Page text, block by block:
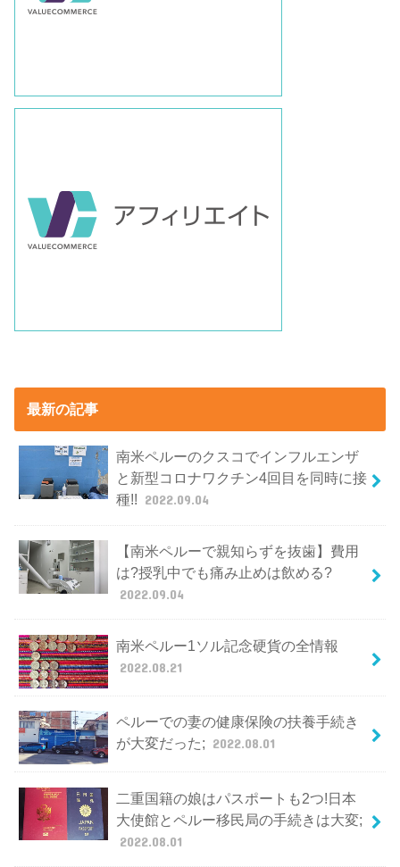
最新の記事
南米ペルーのクスコでインフルエンザ
と新型コロナワクチン4回目を同時に接
種!! 2022.09.04
【南米ペルーで親知らずを抜歯】費用
は?授乳中でも痛み止めは飲める?
2022.09.04
南米ペルー1ソル記念硬貨の全情報
2022.08.21
ペルーでの妻の健康保険の扶養手続き
が大変だった; 2022.08.01
二重国籍の娘はパスポートも2つ!日本
大使館とペルー移民局の手続きは大変;
2022.08.01